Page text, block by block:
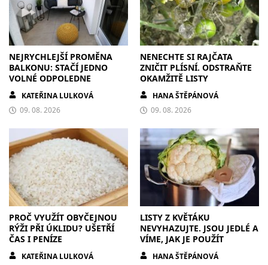
NEJRYCHLEJŠÍ PROMĚNA
BALKONU: STAČÍ JEDNO
VOLNÉ ODPOLEDNE
KATEŘINA LULKOVÁ
09. 08. 2026
NENECHTE SI RAJČATA
ZNIČIT PLÍSNÍ. ODSTRAŇTE
OKAMŽITĚ LISTY
HANA ŠTĚPÁNOVÁ
09. 08. 2026
PROČ VYUŽÍT OBYČEJNOU
RÝŽI PŘI ÚKLIDU? UŠETŘÍ
ČAS I PENÍZE
KATEŘINA LULKOVÁ
LISTY Z KVĚTÁKU
NEVYHAZUJTE. JSOU JEDLÉ A
VÍME, JAK JE POUŽÍT
HANA ŠTĚPÁNOVÁ